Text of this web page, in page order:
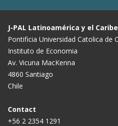
J-PAL Latinoamérica y el Caribe
Pontificia Universidad Catolica de
Instituto de Economia
Av. Vicuna MacKenna
4860 Santiago
Chile
Contact
+56 2 2354 1291